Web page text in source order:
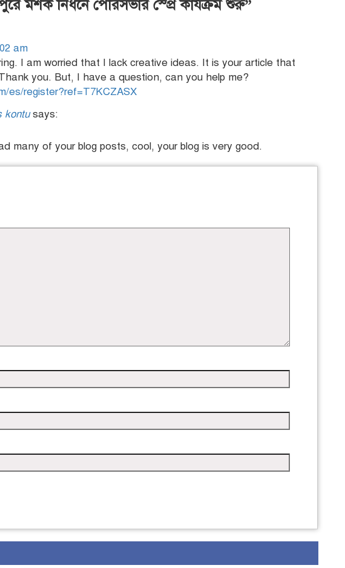
মশক নিধনে পৌরসভার স্প্রে কার্যক্রম শুরু”
am
I am worried that I lack creative ideas. It is your article that
you. But, I have a question, can you help me?
es/register?ref=T7KCZASX
kontu says:
many of your blog posts, cool, your blog is very good.